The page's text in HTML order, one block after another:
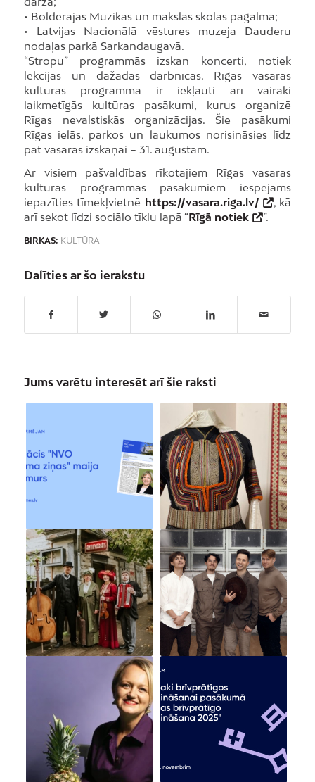
• Bolderājas Mūzikas un mākslas skolas pagalmā;
• Latvijas Nacionālā vēstures muzeja Dauderu
nodaļas parkā Sarkandaugavā.
“Stropu” programmās izskan koncerti, notiek
lekcijas un dažādas darbnīcas. Rīgas vasaras
kultūras programmā ir iekļauti arī vairāki
laikmetīgās kultūras pasākumi, kurus organizē
Rīgas nevalstiskās organizācijas. Šie pasākumi
Rīgas ielās, parkos un laukumos norisināsies līdz
pat vasaras izskaņai – 31. augustam.
Ar visiem pašvaldības rīkotajiem Rīgas vasaras
kultūras programmas pasākumiem iespējams
iepazīties tīmekļvietnē https://vasara.riga.lv/
, kā
arī sekot līdzi sociālo tīklu lapā “Rīgā notiek ”.
BIRKAS: KULTŪRA
Dalīties ar šo ierakstu
Jums varētu interesēt arī šie raksti